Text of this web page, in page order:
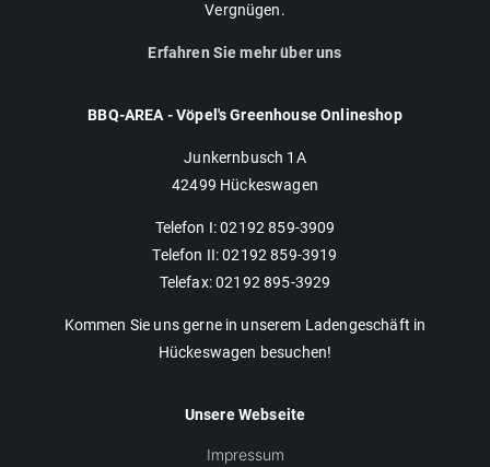
Vergnügen.
Erfahren Sie mehr über uns
BBQ-AREA - Vöpel's Greenhouse Onlineshop
Junkernbusch 1A
42499 Hückeswagen
Telefon I: 02192 859-3909
Telefon II: 02192 859-3919
Telefax: 02192 895-3929
Kommen Sie uns gerne in unserem Ladengeschäft in
Hückeswagen besuchen!
Unsere Webseite
Impressum